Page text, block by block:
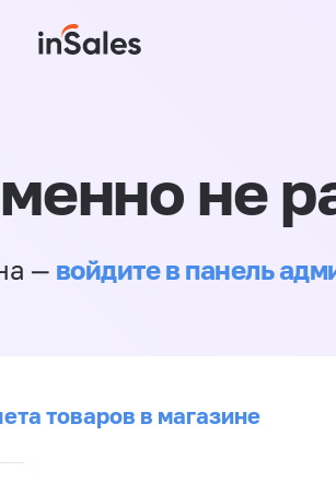
не
— войдите в панель
товаров в магазине